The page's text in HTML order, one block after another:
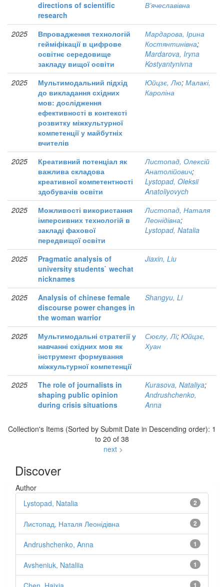
directions of scientific
research
В’ячеславівна
2025
Впровадження технологій
гейміфікації в цифрове
освітнє середовище
закладу вищої освіти
Мардарова, Ірина
Костянтинівна;
Mardarova, Iryna
Kostyantynivna
2025
Мультимодальний підхід
до викладання східних
мов: дослідження
ефективності в контексті
розвитку міжкультурної
компетенції у майбутніх
вчителів
Юйцзє, Лю; Малакі,
Кароліна
2025
Креативний потенціал як
важлива складова
креативної компетентності
здобувачів освіти
Листопад, Олексій
Анатолійович;
Lystopad, Oleksii
Anatoliyovych
2025
Можливості використання
імперсивних технологій в
закладі фахової
передвищої освіти
Листопад, Наталя
Леонідівна;
Lystopad, Natalia
2025
Pragmatic analysis of
university students` wechat
nicknames
Jiaxin, Liu
2025
Analysis of chinese female
discourse power changes in
the woman warrior
Shangyu, Li
2025
Мультимодальні стратегії у
навчанні східних мов як
інструмент формування
міжкультурної компетенції
Сюєлу, Лі; Юйцзє,
Хуан
2025
The role of journalists in
shaping public opinion
during crisis situations
Kurasova, Nataliya;
Andrushchenko,
Anna
Collection's Items (Sorted by Submit Date in Descending order): 1
to 20 of 38
next >
Discover
Author
2
Lystopad, Natalia
2
Листопад, Наталя Леонідівна
1
Andrushchenko, Anna
1
Avsheniuk, Nataliia
1